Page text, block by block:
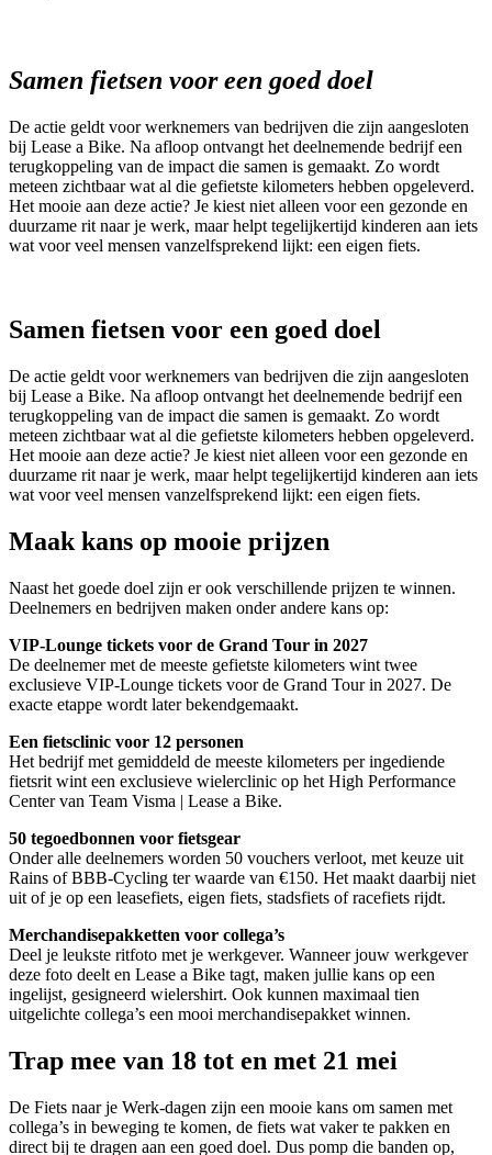
Samen fietsen voor een goed doel
De actie geldt voor werknemers van bedrijven die zijn aangesloten
bij Lease a Bike. Na afloop ontvangt het deelnemende bedrijf een
terugkoppeling van de impact die samen is gemaakt. Zo wordt
meteen zichtbaar wat al die gefietste kilometers hebben opgeleverd.
Het mooie aan deze actie? Je kiest niet alleen voor een gezonde en
duurzame rit naar je werk, maar helpt tegelijkertijd kinderen aan iets
wat voor veel mensen vanzelfsprekend lijkt: een eigen fiets.
Samen fietsen voor een goed doel
De actie geldt voor werknemers van bedrijven die zijn aangesloten
bij Lease a Bike. Na afloop ontvangt het deelnemende bedrijf een
terugkoppeling van de impact die samen is gemaakt. Zo wordt
meteen zichtbaar wat al die gefietste kilometers hebben opgeleverd.
Het mooie aan deze actie? Je kiest niet alleen voor een gezonde en
duurzame rit naar je werk, maar helpt tegelijkertijd kinderen aan iets
wat voor veel mensen vanzelfsprekend lijkt: een eigen fiets.
Maak kans op mooie prijzen
Naast het goede doel zijn er ook verschillende prijzen te winnen.
Deelnemers en bedrijven maken onder andere kans op:
VIP-Lounge tickets voor de Grand Tour in 2027
De deelnemer met de meeste gefietste kilometers wint twee
exclusieve VIP-Lounge tickets voor de Grand Tour in 2027. De
exacte etappe wordt later bekendgemaakt.
Een fietsclinic voor 12 personen
Het bedrijf met gemiddeld de meeste kilometers per ingediende
fietsrit wint een exclusieve wielerclinic op het High Performance
Center van Team Visma | Lease a Bike.
50 tegoedbonnen voor fietsgear
Onder alle deelnemers worden 50 vouchers verloot, met keuze uit
Rains of BBB-Cycling ter waarde van €150. Het maakt daarbij niet
uit of je op een leasefiets, eigen fiets, stadsfiets of racefiets rijdt.
Merchandisepakketten voor collega’s
Deel je leukste ritfoto met je werkgever. Wanneer jouw werkgever
deze foto deelt en Lease a Bike tagt, maken jullie kans op een
ingelijst, gesigneerd wielershirt. Ook kunnen maximaal tien
uitgelichte collega’s een mooi merchandisepakket winnen.
Trap mee van 18 tot en met 21 mei
De Fiets naar je Werk-dagen zijn een mooie kans om samen met
collega’s in beweging te komen, de fiets wat vaker te pakken en
direct bij te dragen aan een goed doel. Dus pomp die banden op,